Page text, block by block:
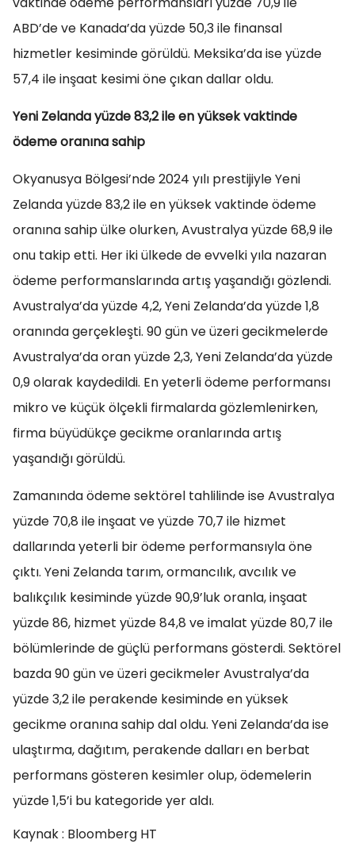
ABD’de ve Kanada’da yüzde 50,3 ile finansal
hizmetler kesiminde görüldü. Meksika’da ise yüzde
57,4 ile inşaat kesimi öne çıkan dallar oldu.
Yeni Zelanda yüzde 83,2 ile en yüksek vaktinde
ödeme oranına sahip
Okyanusya Bölgesi’nde 2024 yılı prestijiyle Yeni
Zelanda yüzde 83,2 ile en yüksek vaktinde ödeme
oranına sahip ülke olurken, Avustralya yüzde 68,9 ile
onu takip etti. Her iki ülkede de evvelki yıla nazaran
ödeme performanslarında artış yaşandığı gözlendi.
Avustralya’da yüzde 4,2, Yeni Zelanda’da yüzde 1,8
oranında gerçekleşti. 90 gün ve üzeri gecikmelerde
Avustralya’da oran yüzde 2,3, Yeni Zelanda’da yüzde
0,9 olarak kaydedildi. En yeterli ödeme performansı
mikro ve küçük ölçekli firmalarda gözlemlenirken,
firma büyüdükçe gecikme oranlarında artış
yaşandığı görüldü.
Zamanında ödeme sektörel tahlilinde ise Avustralya
yüzde 70,8 ile inşaat ve yüzde 70,7 ile hizmet
dallarında yeterli bir ödeme performansıyla öne
çıktı. Yeni Zelanda tarım, ormancılık, avcılık ve
balıkçılık kesiminde yüzde 90,9’luk oranla, inşaat
yüzde 86, hizmet yüzde 84,8 ve imalat yüzde 80,7 ile
bölümlerinde de güçlü performans gösterdi. Sektörel
bazda 90 gün ve üzeri gecikmeler Avustralya’da
yüzde 3,2 ile perakende kesiminde en yüksek
gecikme oranına sahip dal oldu. Yeni Zelanda’da ise
ulaştırma, dağıtım, perakende dalları en berbat
performans gösteren kesimler olup, ödemelerin
yüzde 1,5’i bu kategoride yer aldı.
Kaynak : Bloomberg HT